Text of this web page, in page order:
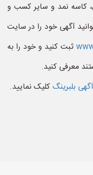
کاسه نمد و سایر کسب و
آگهی خود را در سایت
ثبت کنید و خود را به
معرفی کنید.
بلبرینگ کلیک نمایید.